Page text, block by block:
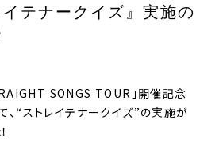
イテナークイズ』実施の
SONGS TOUR」開催記念
、“ストレイテナークイズ”の実施が